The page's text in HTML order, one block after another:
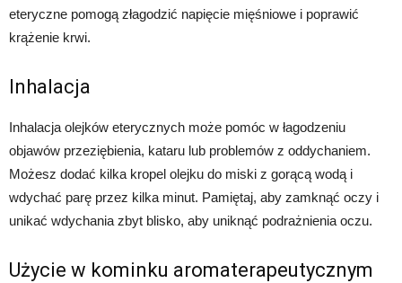
eteryczne pomogą złagodzić napięcie mięśniowe i poprawić
krążenie krwi.
Inhalacja
Inhalacja olejków eterycznych może pomóc w łagodzeniu
objawów przeziębienia, kataru lub problemów z oddychaniem.
Możesz dodać kilka kropel olejku do miski z gorącą wodą i
wdychać parę przez kilka minut. Pamiętaj, aby zamknąć oczy i
unikać wdychania zbyt blisko, aby uniknąć podrażnienia oczu.
Użycie w kominku aromaterapeutycznym